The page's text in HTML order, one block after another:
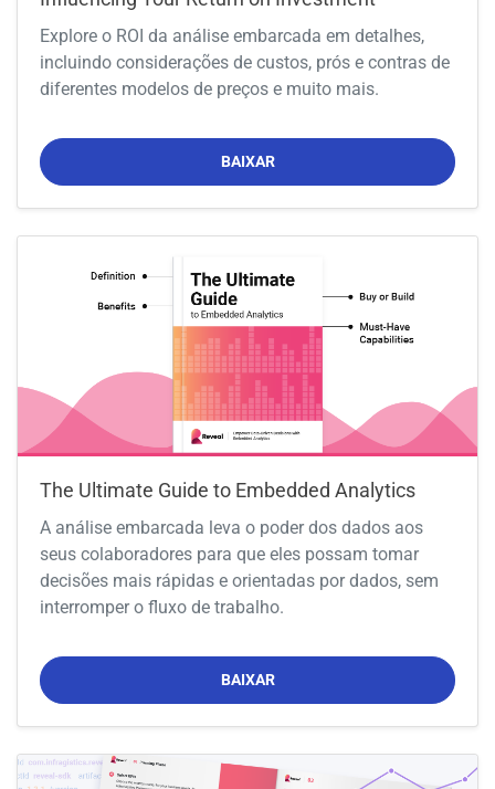
Explore o ROI da análise embarcada em detalhes,
incluindo considerações de custos, prós e contras de
diferentes modelos de preços e muito mais.
BAIXAR
The Ultimate Guide to Embedded Analytics
A análise embarcada leva o poder dos dados aos
seus colaboradores para que eles possam tomar
decisões mais rápidas e orientadas por dados, sem
interromper o fluxo de trabalho.
BAIXAR